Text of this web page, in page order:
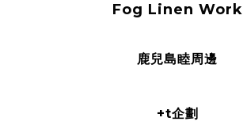
Fog Linen Work
鹿兒島睦周邊
+t企劃